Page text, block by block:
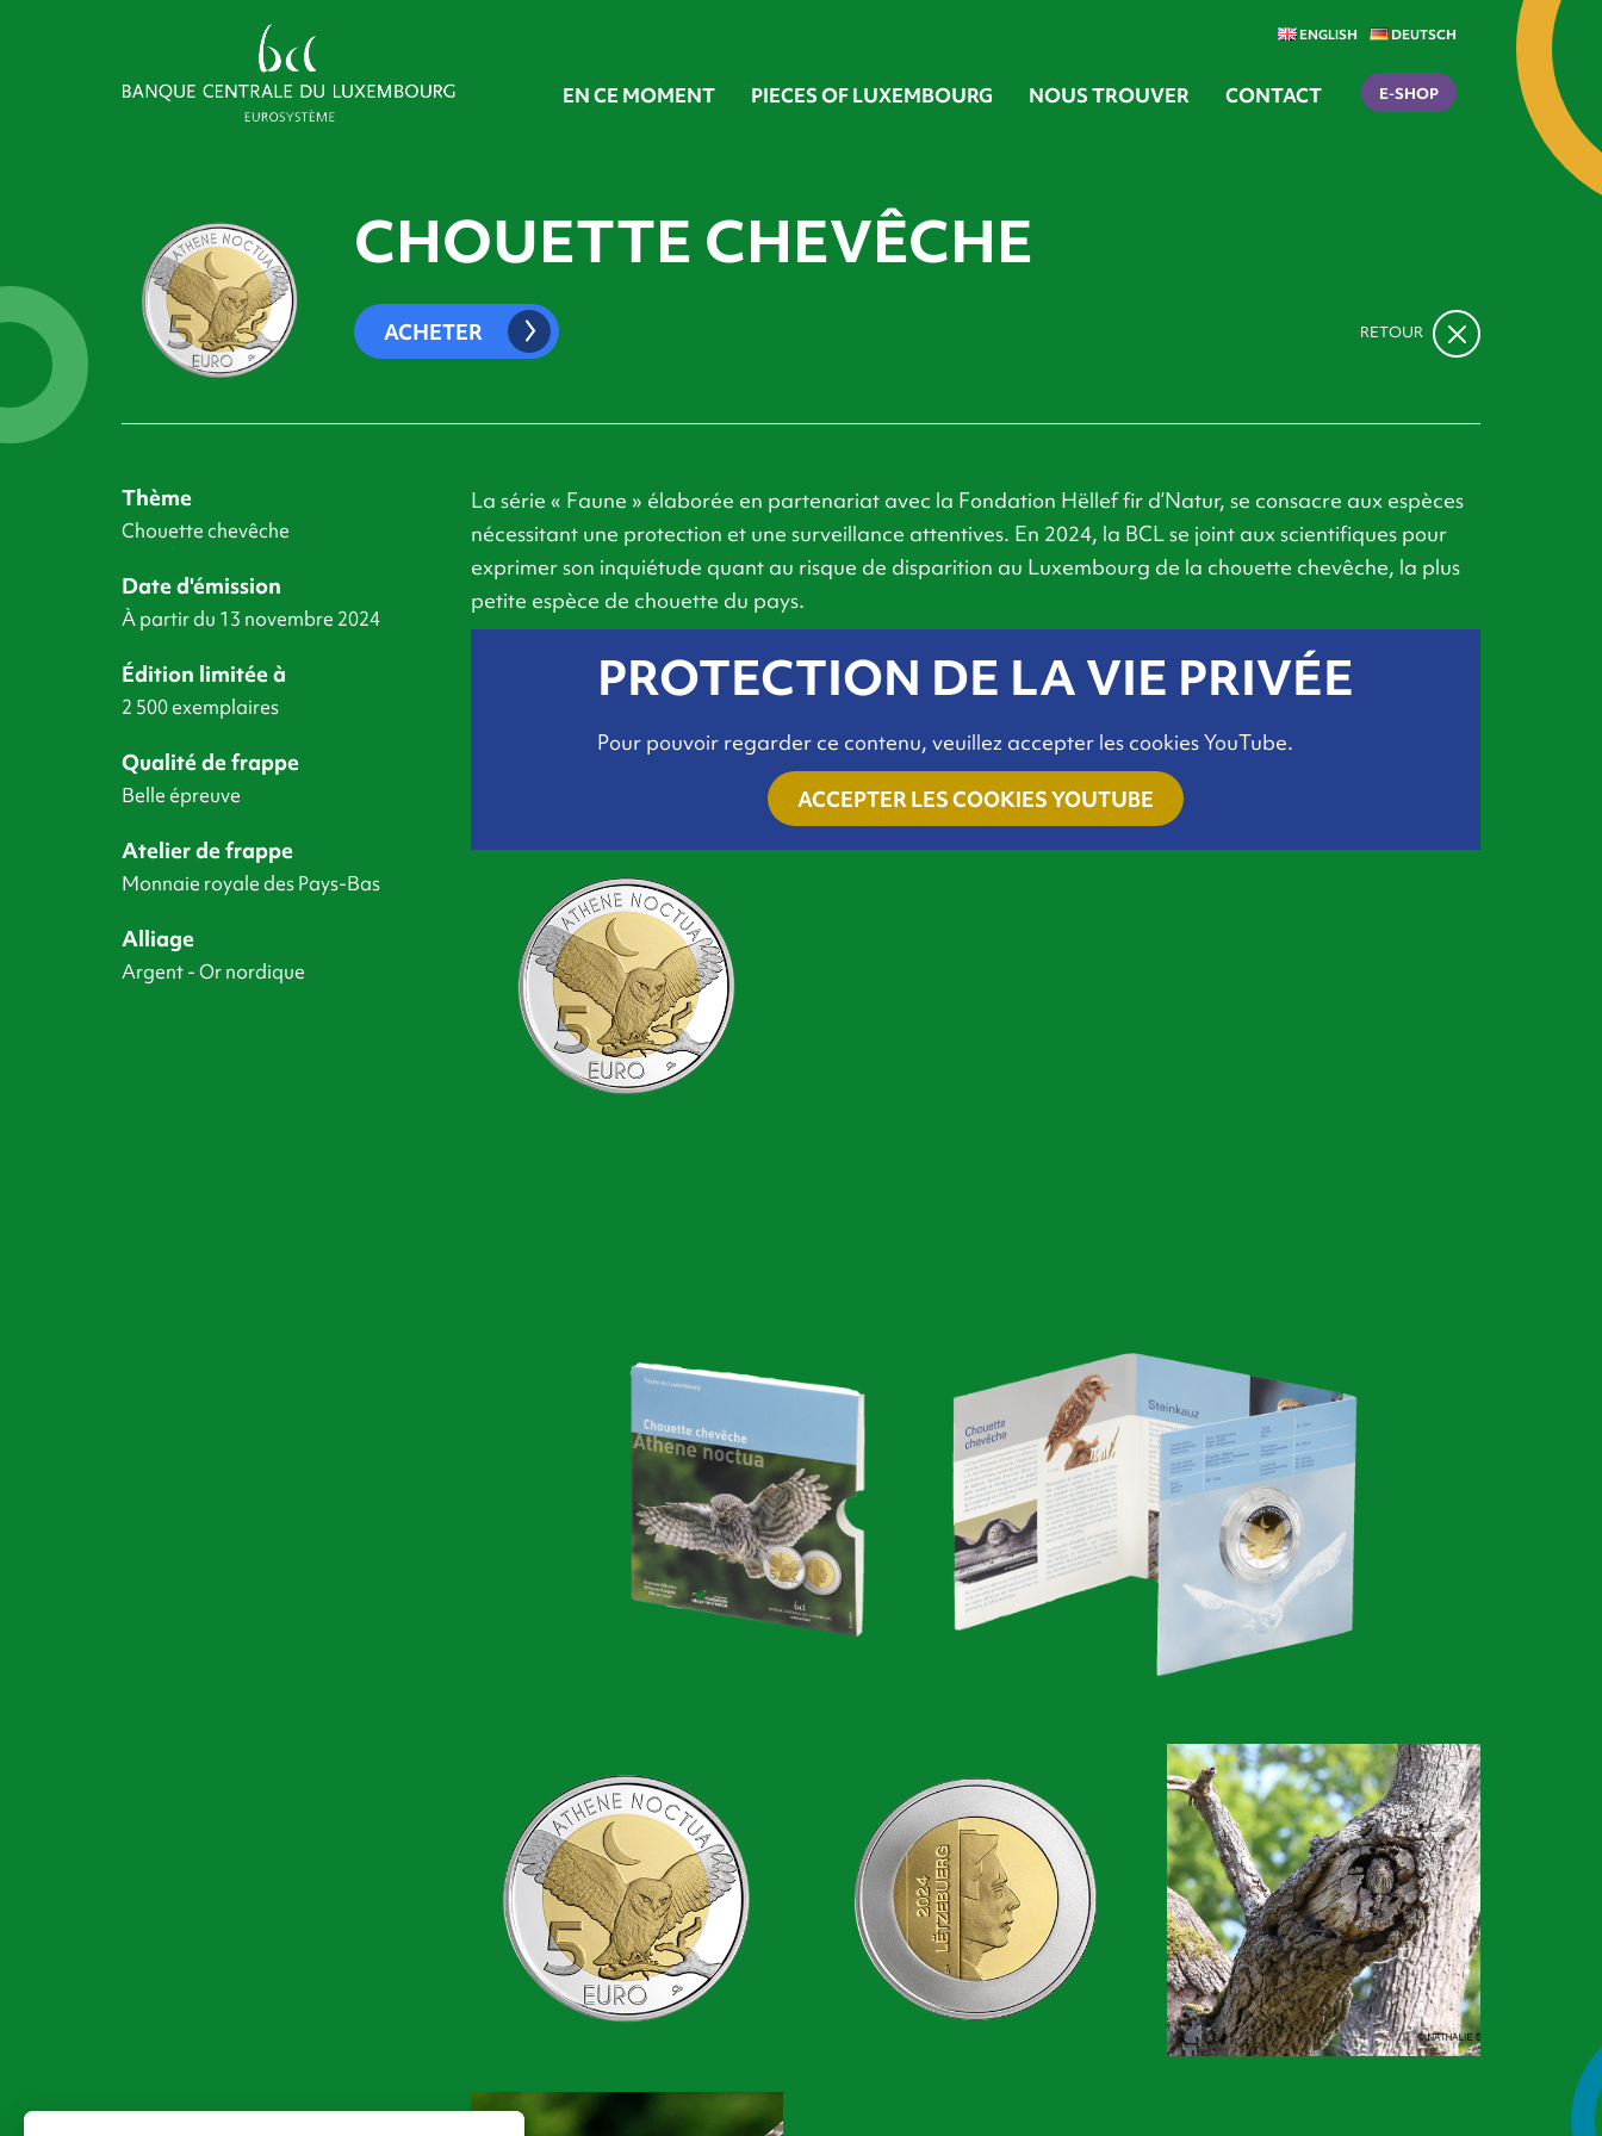
ENGLISH DEUTSCH
EN CE MOMENT PIECES OF LUXEMBOURG NOUS TROUVER CONTACT E-SHOP
CHOUETTE CHEVÊCHE
ACHETER RETOUR
Thème
Chouette chevêche
Date d'émission
À partir du 13 novembre 2024
Édition limitée à
2 500 exemplaires
Qualité de frappe
Belle épreuve
Atelier de frappe
Monnaie royale des Pays-Bas
Alliage
Argent - Or nordique
La série « Faune » élaborée en partenariat avec la Fondation Hëllef fir d’Natur, se consacre aux espèces
nécessitant une protection et une surveillance attentives. En 2024, la BCL se joint aux scientifiques pour
exprimer son inquiétude quant au risque de disparition au Luxembourg de la chouette chevêche, la plus
petite espèce de chouette du pays.
PROTECTION DE LA VIE PRIVÉE
Pour pouvoir regarder ce contenu, veuillez accepter les cookies YouTube.
ACCEPTER LES COOKIES YOUTUBE